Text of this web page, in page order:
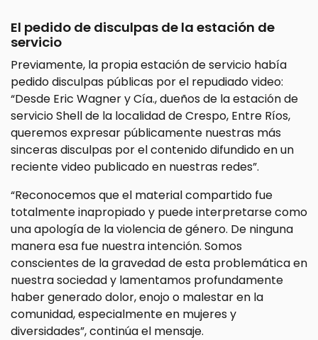
El pedido de disculpas de la estación de
servicio
Previamente, la propia estación de servicio había
pedido disculpas públicas por el repudiado video:
“Desde Eric Wagner y Cía., dueños de la estación de
servicio Shell de la localidad de Crespo, Entre Ríos,
queremos expresar públicamente nuestras más
sinceras disculpas por el contenido difundido en un
reciente video publicado en nuestras redes”.
“Reconocemos que el material compartido fue
totalmente inapropiado y puede interpretarse como
una apología de la violencia de género. De ninguna
manera esa fue nuestra intención. Somos
conscientes de la gravedad de esta problemática en
nuestra sociedad y lamentamos profundamente
haber generado dolor, enojo o malestar en la
comunidad, especialmente en mujeres y
diversidades”, continúa el mensaje.